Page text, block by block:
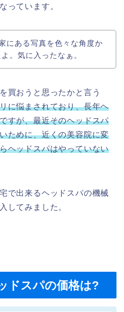
っています。
にある写真を色々な角度か
。気に入ったなぁ。
買おうと思ったかと言う
に悩まされており、長年ヘ
すが、最近そのヘッドスパ
ために、近くの美容院に変
ヘッドスパはやっていない
で出来るヘッドスパの機械
してみました。
ドスパの価格は?